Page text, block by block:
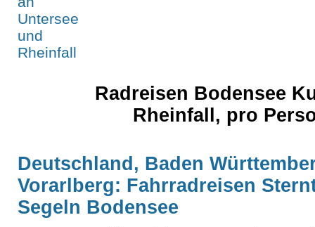
Radreisen Bodensee
Rheinfall, pro
Deutschland, Baden
Vorarlberg: Fahrradreisen
Segeln Bodensee